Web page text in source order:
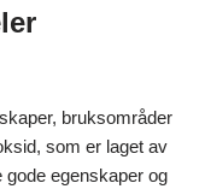
bruksområder
som er laget av
egenskaper og